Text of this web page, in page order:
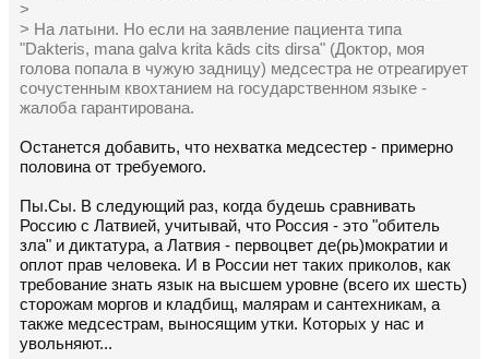
>
> На латыни. Но если на заявление пациента типа
"Dakteris, mana galva krita kāds cits dirsa" (Доктор, моя
голова попала в чужую задницу) медсестра не отреагирует
сочустенным квохтанием на государственном языке -
жалоба гарантирована.
Останется добавить, что нехватка медсестер - примерно
половина от требуемого.
Пы.Сы. В следующий раз, когда будешь сравнивать
Россию с Латвией, учитывай, что Россия - это "обитель
зла" и диктатура, а Латвия - первоцвет де(рь)мократии и
оплот прав человека. И в России нет таких приколов, как
требование знать язык на высшем уровне (всего их шесть)
сторожам моргов и кладбищ, малярам и сантехникам, а
также медсестрам, выносящим утки. Которых у нас и
увольняют...